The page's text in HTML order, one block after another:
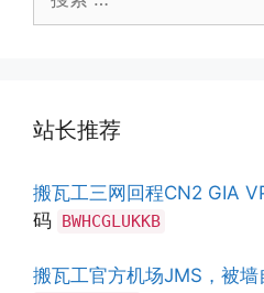
索：
站长推荐
搬瓦工三网回程CN2 GIA
码 BWHCGLUKKB
搬瓦工官方机场JMS，被墙